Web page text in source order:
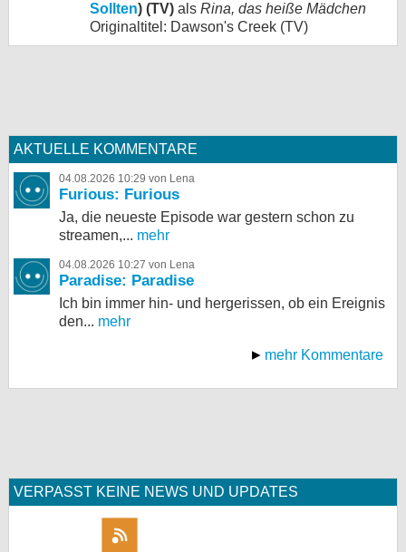
Sollten) (TV) als Rina, das heiße Mädchen
Originaltitel: Dawson's Creek (TV)
AKTUELLE KOMMENTARE
04.08.2026 10:29 von Lena
Furious: Furious
Ja, die neueste Episode war gestern schon zu
streamen,... mehr
04.08.2026 10:27 von Lena
Paradise: Paradise
Ich bin immer hin- und hergerissen, ob ein Ereignis
den... mehr
mehr Kommentare
VERPASST KEINE NEWS UND UPDATES